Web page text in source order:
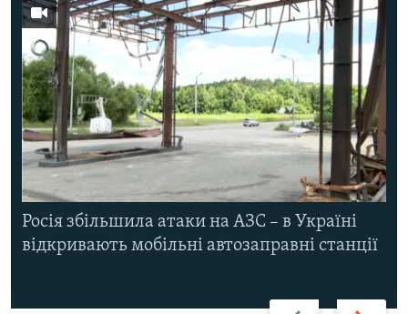
Назад Вперед
Росія збільшила атаки на АЗС – в Україні
відкривають мобільні автозаправні станції